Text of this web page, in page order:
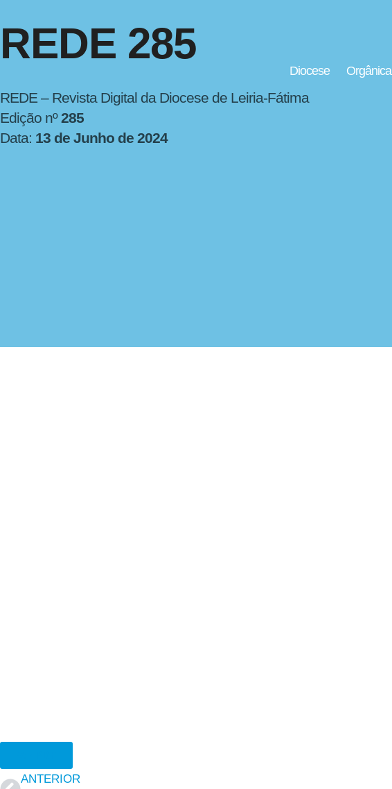
Diocese Orgânica
REDE 285
REDE – Revista Digital da Diocese de Leiria-Fátima
Edição nº285
Data: 13 de Junho de 2024
ANTERIOR